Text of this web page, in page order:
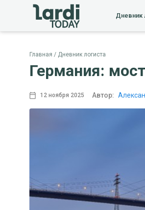
Дневник
Главная Дневник логиста
Германия:
12 ноября 2025 Автор: